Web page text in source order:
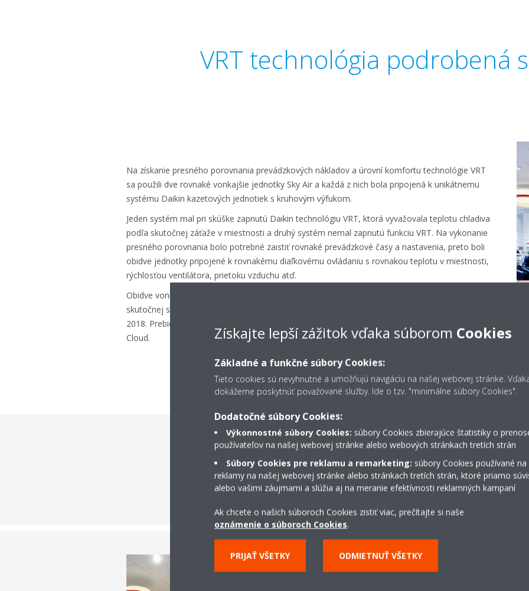
VRT technológia podrobená
Na získanie presného porovnania prevádzkových nákladov a úrovní komfortu technológie VRT
sa použili dve rovnaké vonkajšie jednotky Sky Air a každá z nich bola pripojená k unikátnemu
systému Daikin kazetových jednotiek s kruhovým výfukom.
Jeden systém mal pri skúške zapnutú Daikin technológiu VRT, ktorá vyvažovala teplotu chladiva
podľa skutočnej záťaže v miestnosti a druhý systém nemal zapnutú funkciu VRT. Na vykonanie
presného porovnania bolo potrebné zaistiť rovnaké prevádzkové časy a nastavenia, preto boli
obidve jednotky pripojené k rovnakému diaľkovému ovládaniu s rovnakou teplotu v miestnosti,
rýchlosťou ventilátora, prietoku vzduchu atď.
Obidve vonkajšie jednotky Sky Air boli tiež pripojené k meraču kWh na presné meranie ich
skutočnej spotreby energie. Tieto údaje sa zbierali každou minútou dňa od júna 2017 do mája
2018. Prebiehajúce údaje boli monitorované a nahlasované diaľkovo pomocou služby Daikin
Cloud.
Nižšie náklady, vyšší
Získajte lepší zážitok vďaka súborom Cookies
Základné a funkčné súbory Cookies:
Tieto cookies sú nevyhnutné a umožňujú navigáciu na našej webovej stránke.
dokážeme poskytnúť považované služby. Ide o tzv. "minimálne súbory Cookies".
Dodatočné súbory Cookies:
Výkonnostné súbory Cookies: súbory Cookies zbierajúce štatistiky o
používateľov na našej webovej stránke alebo webových stránkach tretích strán
Súbory Cookies pre reklamu a remarketing: súbory Cookies používané
reklamy na našej webovej stránke alebo stránkach tretích strán, ktoré priamo
alebo vašimi záujmami a slúžia aj na meranie efektívnosti reklamných kampaní
Ak chcete o našich súboroch Cookies zistiť viac, prečítajte si naše
oznámenie o súboroch Cookies.
PRIJAŤ VŠETKY ODMIETNUŤ VŠETKY